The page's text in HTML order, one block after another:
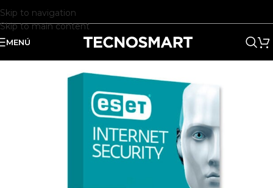
Skip to navigation
Skip to main content
MENÚ